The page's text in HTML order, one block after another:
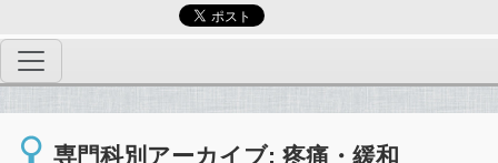
専門科別アーカイブ: 疼痛・緩和